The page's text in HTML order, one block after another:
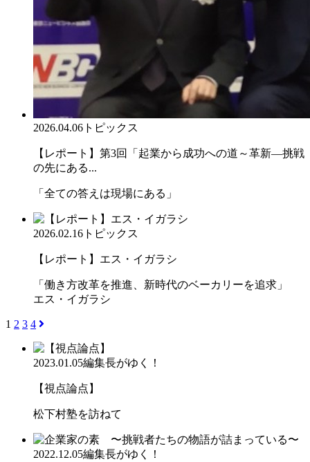
2026.04.06 トピックス
【レポート】第3回「起業から成功への道～革新―挑戦
の先にある...
「全ての答えは現場にある」
2026.02.16 トピックス
【レポート】エス・イガラシ
「働き方改革を推進、新時代のベーカリーを追求」
エス・イガラシ
1 2 3 4
2023.01.05編集長がゆく！
【視点論点】
松下村塾を訪ねて
2022.12.05編集長がゆく！